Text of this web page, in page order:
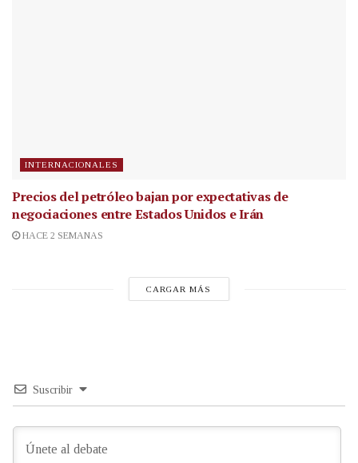
INTERNACIONALES
Precios del petróleo bajan por expectativas de
negociaciones entre Estados Unidos e Irán
HACE 2 SEMANAS
CARGAR MÁS
Suscribir